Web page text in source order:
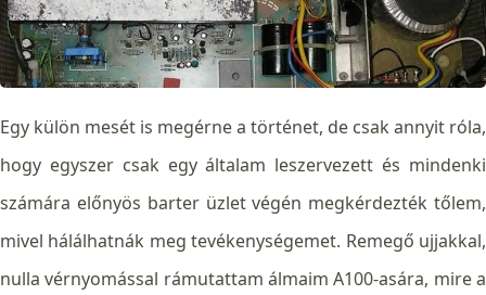
Egy külön mesét is megérne a történet, de csak annyit róla,
hogy egyszer csak egy általam leszervezett és mindenki
számára előnyös barter üzlet végén megkérdezték tőlem,
mivel hálálhatnák meg tevékenységemet. Remegő ujjakkal,
nulla vérnyomással rámutattam álmaim A100-asára, mire a